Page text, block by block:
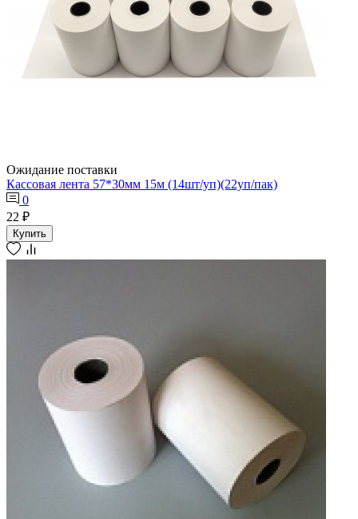
Ожидание поставки
Кассовая лента 57*30мм 15м (14шт/уп)(22уп/пак)
0
22 ₽
Купить